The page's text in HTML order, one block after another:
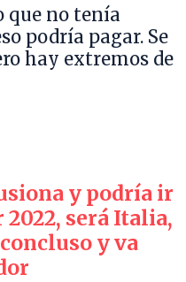
que no tenía
podría pagar. Se
hay extremos de
y podría ir
será Italia,
y va